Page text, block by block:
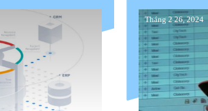
Tháng 2 26, 2024